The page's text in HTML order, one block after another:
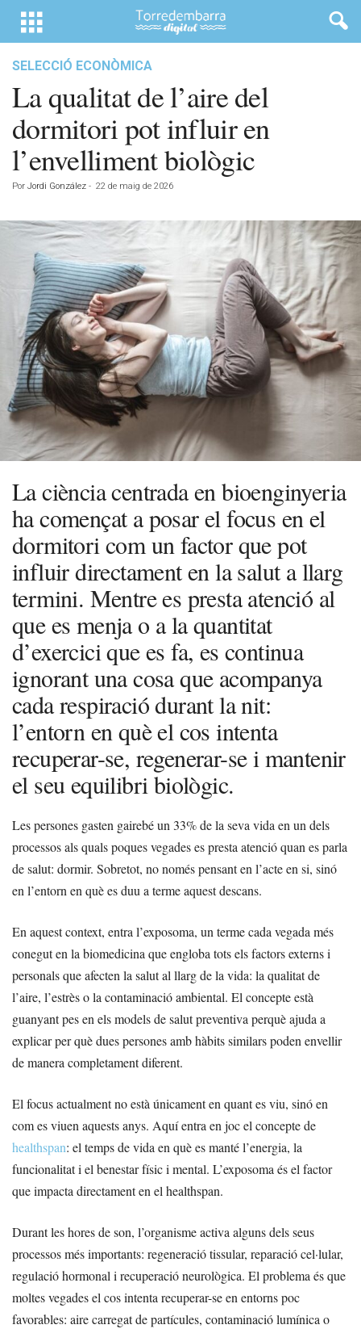
SELECCIÓ ECONÒMICA
La qualitat de l’aire del
dormitori pot influir en
l’envelliment biològic
Por Jordi González - 22 de maig de 2026
La ciència centrada en bioenginyeria
ha començat a posar el focus en el
dormitori com un factor que pot
influir directament en la salut a llarg
termini. Mentre es presta atenció al
que es menja o a la quantitat
d’exercici que es fa, es continua
ignorant una cosa que acompanya
cada respiració durant la nit:
l’entorn en què el cos intenta
recuperar-se, regenerar-se i mantenir
el seu equilibri biològic.
Les persones gasten gairebé un 33% de la seva vida en un dels
processos als quals poques vegades es presta atenció quan es parla
de salut: dormir. Sobretot, no només pensant en l’acte en si, sinó
en l’entorn en què es duu a terme aquest descans.
En aquest context, entra l’exposoma, un terme cada vegada més
conegut en la biomedicina que engloba tots els factors externs i
personals que afecten la salut al llarg de la vida: la qualitat de
l’aire, l’estrès o la contaminació ambiental. El concepte està
guanyant pes en els models de salut preventiva perquè ajuda a
explicar per què dues persones amb hàbits similars poden envellir
de manera completament diferent.
El focus actualment no està únicament en quant es viu, sinó en
com es viuen aquests anys. Aquí entra en joc el concepte de
healthspan: el temps de vida en què es manté l’energia, la
funcionalitat i el benestar físic i mental. L’exposoma és el factor
que impacta directament en el healthspan.
Durant les hores de son, l’organisme activa alguns dels seus
processos més importants: regeneració tissular, reparació cel·lular,
regulació hormonal i recuperació neurològica. El problema és que
moltes vegades el cos intenta recuperar-se en entorns poc
favorables: aire carregat de partícules, contaminació lumínica o